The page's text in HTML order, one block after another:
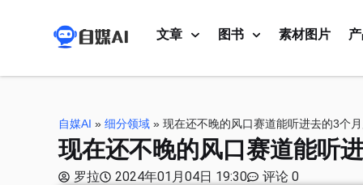
文章 图书 素材图片
自媒AI » 细分领域 » 现在还不晚的风口赛道能听进去的3个
现在还不晚的风口赛道能听
罗拉 2024年01月04日 19:30 评论 0